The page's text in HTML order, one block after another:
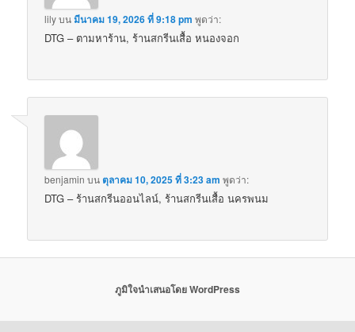
lilyบนมีนาคม 19, 2026 ที่ 9:18 pm พูดว่า:
DTG – ตามหาร้าน, ร้านสกรีนเสื้อ หนองจอก
benjamin บน ตุลาคม 10, 2025 ที่ 3:23 am พูดว่า:
DTG – ร้านสกรีนออนไลน์, ร้านสกรีนเสื้อ นครพนม
ภูมิใจนำเสนอโดย WordPress